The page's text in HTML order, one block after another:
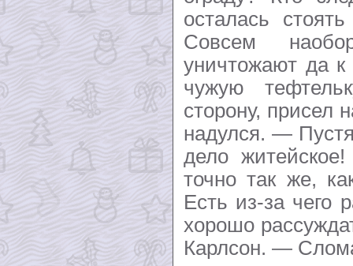
осталась
Совсем
уничтожают да
чужую
сторону, присел
надулся. —
дело
точно так же,
Есть из-за чего
хорошо
Карлсон. —